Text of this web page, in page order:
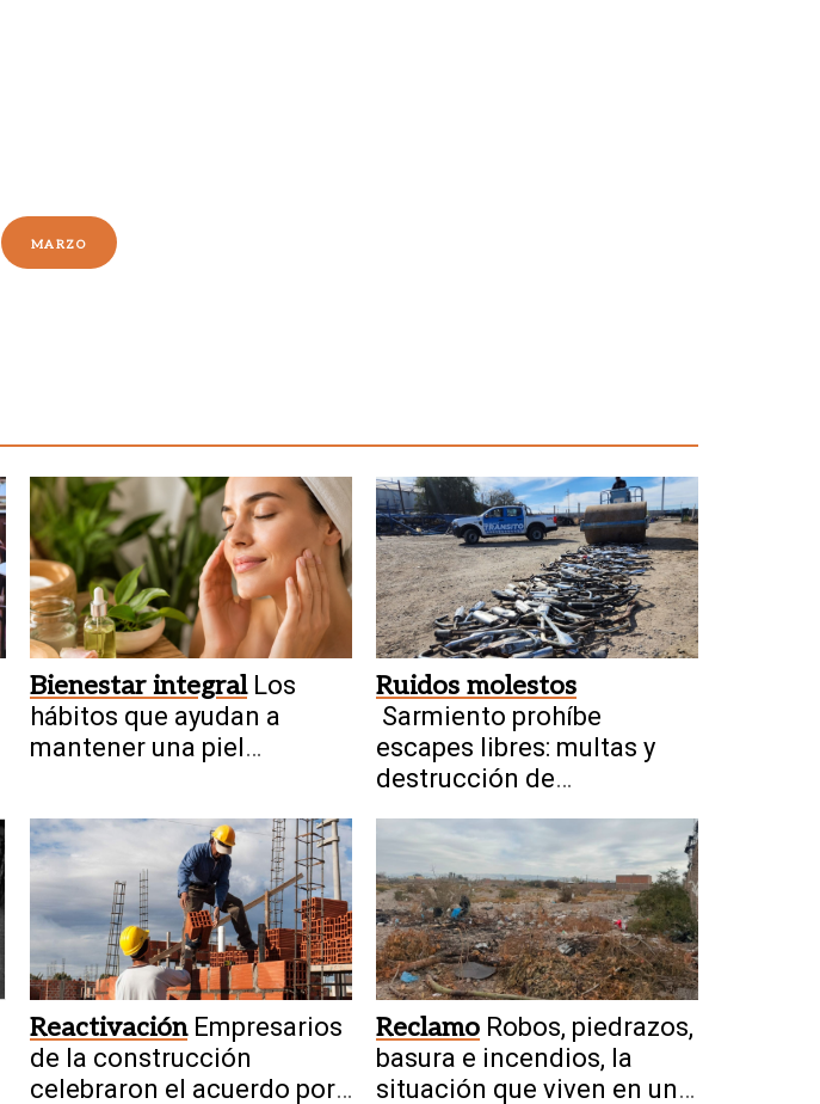
MARZO
Bienestar integral Los
hábitos que ayudan a
mantener una piel
Ruidos molestos
Sarmiento prohíbe
escapes libres: multas y
destrucción de
Reactivación Empresarios
de la construcción
celebraron el acuerdo por
Reclamo Robos, piedrazos,
basura e incendios, la
situación que viven en un